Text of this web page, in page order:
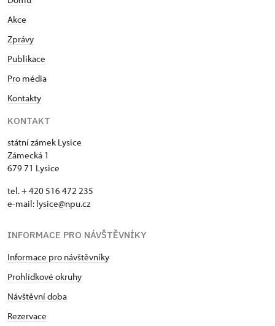
Akce
Zprávy
Publikace
Pro média
Kontakty
KONTAKT
státní zámek Lysice
Zámecká 1
679 71 Lysice
tel. + 420 516 472 235
e-mail: ​lysice@npu.cz
INFORMACE PRO NÁVŠTĚVNÍKY
Informace pro návštěvníky
Prohlídkové okruhy
Návštěvní doba
Rezervace